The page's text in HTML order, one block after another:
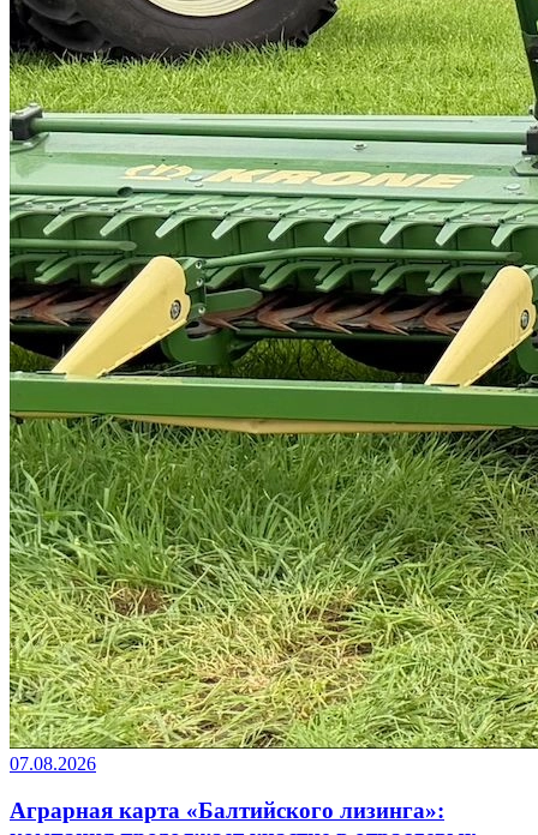
07.08.2026
Аграрная карта «Балтийского лизинга»: